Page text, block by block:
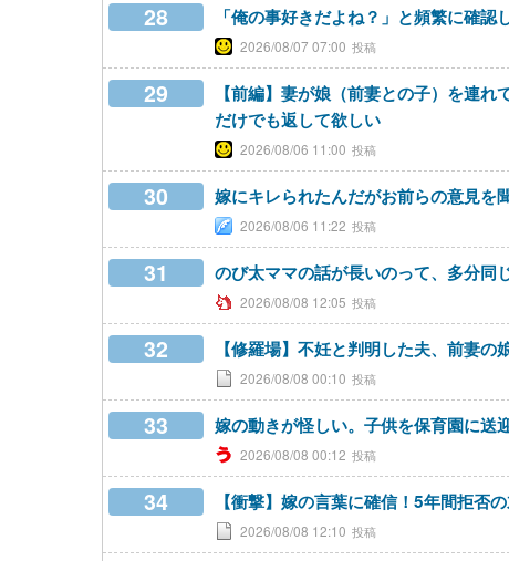
28 「俺の事好きだよね？」と頻繁に確
2026/08/07 07:00
29
【前編】妻が娘（前妻との子）を連
だけでも返して欲しい
2026/08/06 11:00
30 嫁にキレられたんだがお前らの意見を
2026/08/06 11:22
31 のび太ママの話が長いのって、多分同
2026/08/08 12:05
32 【修羅場】不妊と判明した夫、前妻
2026/08/08 00:10
33 嫁の動きが怪しい。子供を保育園に送
2026/08/08 00:12
34 【衝撃】嫁の言葉に確信！5年間拒否
2026/08/08 12:10